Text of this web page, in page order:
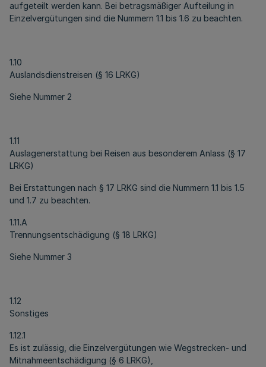
aufgeteilt werden kann. Bei betragsmäßiger Aufteilung in
Einzelvergütungen sind die Nummern 1.1 bis 1.6 zu beachten.
1.10
Auslandsdienstreisen (§ 16 LRKG)
Siehe Nummer 2
1.11
Auslagenerstattung bei Reisen aus besonderem Anlass (§ 17
LRKG)
Bei Erstattungen nach § 17 LRKG sind die Nummern 1.1 bis 1.5
und 1.7 zu beachten.
1.11.A
Trennungsentschädigung (§ 18 LRKG)
Siehe Nummer 3
1.12
Sonstiges
1.12.1
Es ist zulässig, die Einzelvergütungen wie Wegstrecken- und
Mitnahmeentschädigung (§ 6 LRKG),